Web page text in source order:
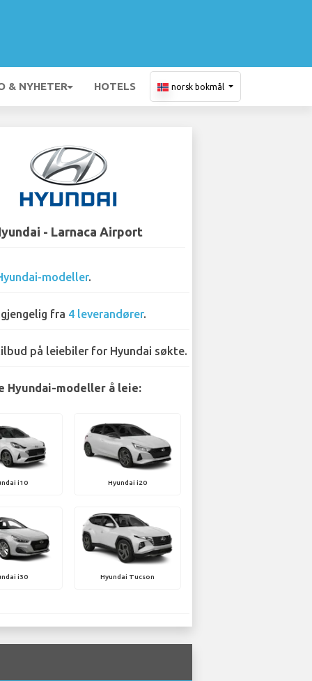
& NYHETER HOTELS norsk bokmål
- Larnaca Airport
modeller.
fra 4 leverandører.
på leiebiler for Hyundai søkte.
Hyundai-modeller å leie:
i10 Hyundai i20
i30 Hyundai Tucson